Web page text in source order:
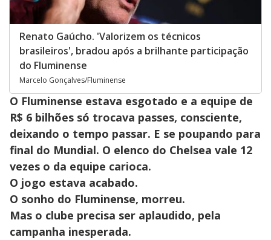
Renato Gaúcho. 'Valorizem os técnicos
brasileiros', bradou após a brilhante participação
do Fluminense
Marcelo Gonçalves/Fluminense
O Fluminense estava esgotado e a equipe de
R$ 6 bilhões só trocava passes, consciente,
deixando o tempo passar. E se poupando para
final do Mundial. O elenco do Chelsea vale 12
vezes o da equipe carioca.
O jogo estava acabado.
O sonho do Fluminense, morreu.
Mas o clube precisa ser aplaudido, pela
campanha inesperada.